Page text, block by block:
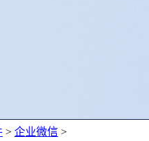
> 企业微信 >